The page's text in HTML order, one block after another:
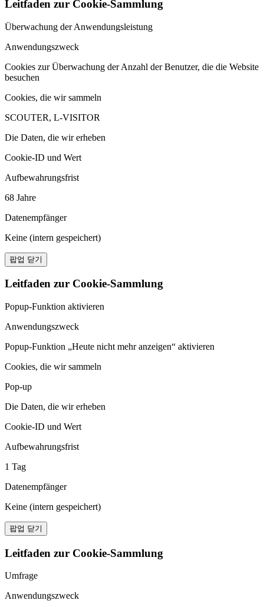
Leitfaden zur Cookie-Sammlung
Überwachung der Anwendungsleistung
Anwendungszweck
Cookies zur Überwachung der Anzahl der Benutzer, die die Website
besuchen
Cookies, die wir sammeln
SCOUTER, L-VISITOR
Die Daten, die wir erheben
Cookie-ID und Wert
Aufbewahrungsfrist
68 Jahre
Datenempfänger
Keine (intern gespeichert)
팝업 닫기
Leitfaden zur Cookie-Sammlung
Popup-Funktion aktivieren
Anwendungszweck
Popup-Funktion „Heute nicht mehr anzeigen“ aktivieren
Cookies, die wir sammeln
Pop-up
Die Daten, die wir erheben
Cookie-ID und Wert
Aufbewahrungsfrist
1 Tag
Datenempfänger
Keine (intern gespeichert)
팝업 닫기
Leitfaden zur Cookie-Sammlung
Umfrage
Anwendungszweck